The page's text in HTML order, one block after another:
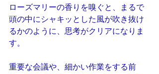
ローズマリーの香りを嗅ぐと、まるで
頭の中にシャキッとした風が吹き抜け
るかのように、思考がクリアになりま
す。
重要な会議や、細かい作業をする前